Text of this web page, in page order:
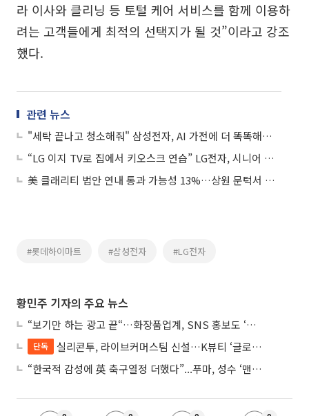
라 이사와 클리닝 등 토털 케어 서비스를 함께 이용하
려는 고객들에게 최적의 선택지가 될 것”이라고 강조
했다.
관련 뉴스
"세탁 끝나고 청소해줘" 삼성전자, AI 가전에 더 똑똑해진 '빅스비' 적용
“LG 이지 TV로 집에서 키오스크 연습” LG전자, 시니어 맞춤 서비스 확대
美 클래리티 법안 연내 통과 가능성 13%…상원 문턱서 제동
#롯데하이마트 #삼성전자 #LG전자
황민주 기자의 주요 뉴스
“보기만 하는 광고 끝“…화장품업계, SNS 홍보도 ‘참여형 콘텐츠’로 변모
단독
실리콘투, 라이브커머스팀 신설…K뷰티 ‘글로벌 판매망’ 확대 속도
“한국적 감성에 英 축구열정 더했다”...푸마, 성수 ‘맨시티 하우스’ 팝업